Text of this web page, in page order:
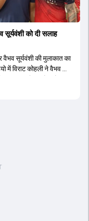
सूर्यवंशी को दी सलाह
सूर्यवंशी की मुलाकात का
में विराट कोहली ने वैभव को
खत्म।' कोहली ने उन्हें खुद
की सलाह दी। आईपीएल
हैं और अगली वनडे सीरीज में